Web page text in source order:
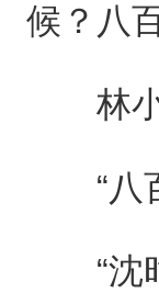
候？八
林小
“八百
“沈时